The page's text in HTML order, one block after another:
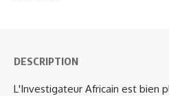
DESCRIPTION
L'Investigateur Africain est bien